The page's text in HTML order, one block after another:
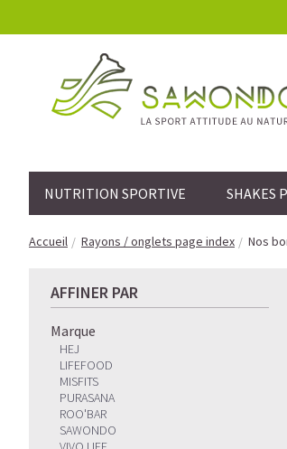
NUTRITION SPORTIVE SHAKES
Accueil Rayons / onglets page index Nos
AFFINER PAR
Marque
HEJ
LIFEFOOD
MISFITS
PURASANA
ROO'BAR
SAWONDO